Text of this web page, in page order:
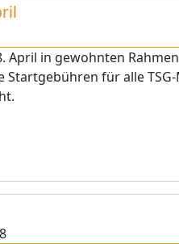
April in gewohnten
für alle